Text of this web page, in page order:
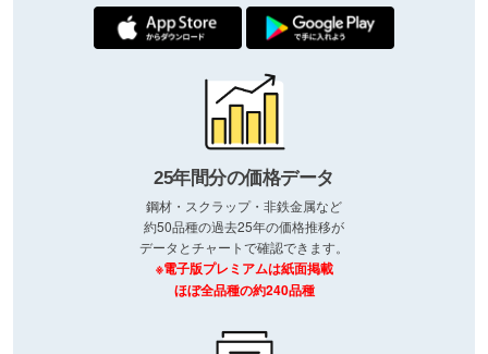
25年間分の価格データ
鋼材・スクラップ・非鉄金属など
約50品種の過去25年の価格推移が
データとチャートで確認できます。
※電子版プレミアムは紙面掲載
ほぼ全品種の約240品種